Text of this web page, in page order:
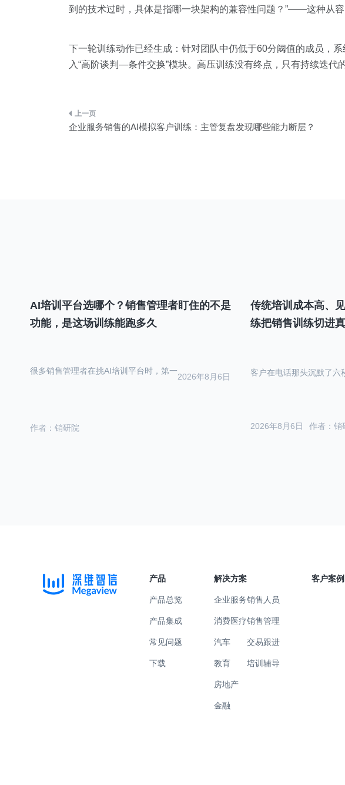
到的技术过时，具体是指哪一块架构的兼容性问题？”——这种从
下一轮训练动作已经生成：针对团队中仍低于60分阈值的成员，
入“高阶谈判—条件交换”模块。高压训练没有终点，只有持续迭代
文
企业服务销售的AI模拟客户训练：主管复盘发现哪些能力断层？
AI培训平台选哪个？销售管理者盯住的不是
功能，是这场训练能跑多久
作者：销研院
2026年8月6日
很多销售管理者在挑AI培训平台时，第一
传统培训成本高、
练把销售训练切进
作者：销
2026年8月6日
客户在电话那头沉默了六
产品
产品总览
产品集成
常见问题
下载
解决方案
企业服务
消费医疗
汽车
教育
房地产
金融
销售人员
销售管理
交易跟进
培训辅导
客户案例